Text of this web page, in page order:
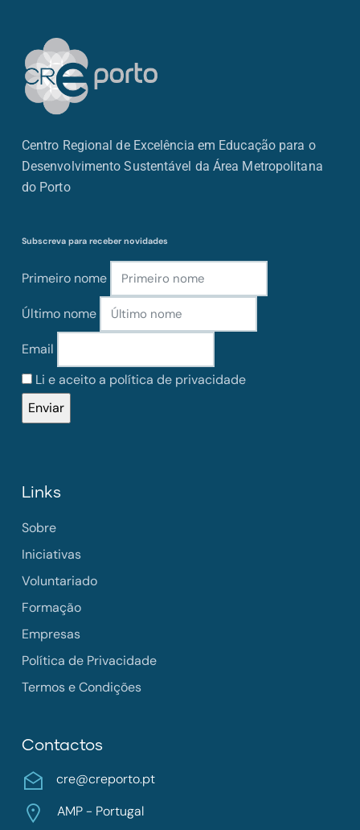
Centro Regional de Excelência em Educação para o
Desenvolvimento Sustentável da Área Metropolitana
do Porto
Subscreva para receber novidades
Primeiro nome
Último nome
Email
Li e aceito a política de privacidade
Links
Sobre
Iniciativas
Voluntariado
Formação
Empresas
Política de Privacidade
Termos e Condições
Contactos
cre@creporto.pt
AMP - Portugal